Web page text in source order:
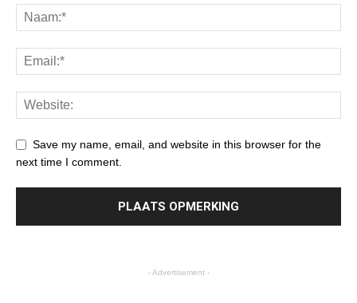
Save my name, email, and website in this browser for the
next time I comment.
- Advertisement -